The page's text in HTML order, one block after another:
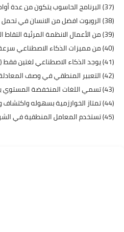
(37) البرنامج الحاسوب يتكون من عدة أوامر (صح)
(38) الروبوت افضل من الانسان في تحمل ساعات العمل والشعور (خطا)
(39) من الأعمال الانظمة المرئية التقاط الصور ( صح )
(40) من مميزات الذكاء الاصطناعي سرعة التصرف (صح )
(41) يوجد الذكاء الاصطناعي لغتين فقط (خطا)
(42) التعبير المنطقي في وصف المعادلة الآتية XY بـ X تساوي ۷ (خطا)
(43) تسمي اللغات المنخفضة المستوي بالمصدر (خطا )
(44) تمتاز الخوارزمية بسهوله واكتشاف وتصحيح الاخطاء ( صح )
(45) تستخدم المعامل المنطقية في الشرط الغير مركب (خطا )